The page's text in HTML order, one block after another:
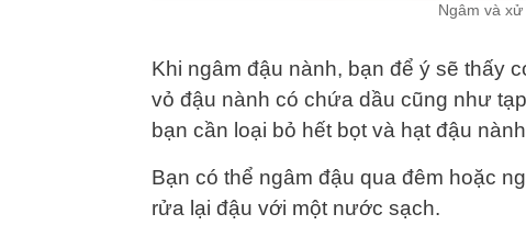
Ngâm và
Khi ngâm đậu nành, bạn để ý sẽ thấy
vỏ đậu nành có chứa dầu cũng như
bạn cần loại bỏ hết bọt và hạt đậu
Bạn có thể ngâm đậu qua đêm hoặc
rửa lại đậu với một nước sạch.